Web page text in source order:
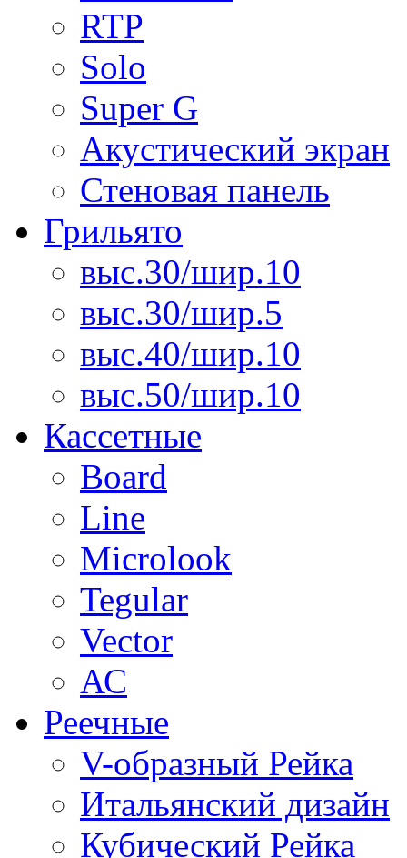
RTP
Solo
Super G
Акустический экран
Стеновая панель
Грильято
выс.30/шир.10
выс.30/шир.5
выс.40/шир.10
выс.50/шир.10
Кассетные
Board
Line
Microlook
Tegular
Vector
АС
Реечные
V-образный Рейка
Итальянский дизайн
Кубический Рейка